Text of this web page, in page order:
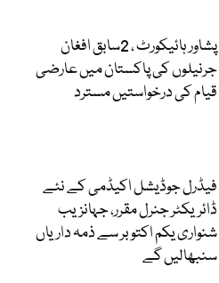
پشاور ہائیکورٹ ، 2سابق افغان
جرنیلوں کی پاکستان میں عارضی
قیام کی درخواستیں مسترد
فیڈرل جوڈیشل اکیڈمی کے نئے
ڈائریکٹر جنرل مقرر، جہانزیب
شنواری یکم اکتوبر سے ذمہ داریاں
سنبھالیں گے